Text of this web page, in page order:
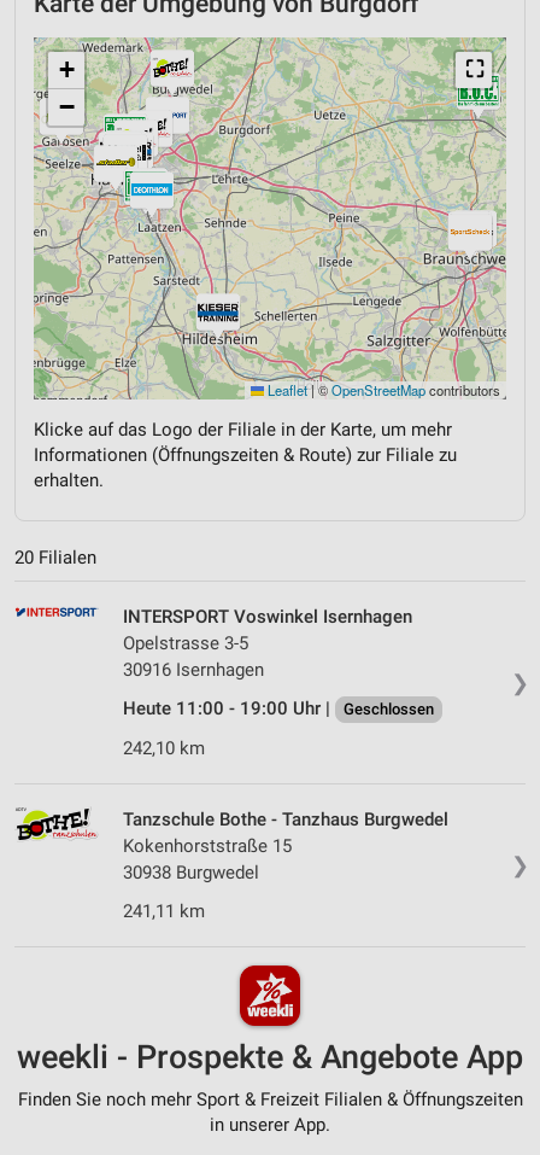
⛶
+
−
Leaflet|©OpenStreetMapcontributors
Klicke auf das Logo der Filiale in der Karte, um mehr
Informationen (Öffnungszeiten & Route) zur Filiale zu
erhalten.
20 Filialen
❯
INTERSPORT Voswinkel Isernhagen
Opelstrasse 3-5
30916 Isernhagen
Heute 11:00 - 19:00 Uhr |
Geschlossen
242,10 km
❯
Tanzschule Bothe - Tanzhaus Burgwedel
Kokenhorststraße 15
30938 Burgwedel
241,11 km
weekli - Prospekte & Angebote App
Finden Sie noch mehr Sport & Freizeit Filialen & Öffnungszeiten
in unserer App.